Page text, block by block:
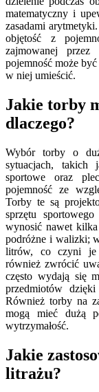
matematyczny i
zasadami
objętość z
zajmowanej
pojemność może
w niej umieścić.
Jakie torby
dlaczego?
Wybór torby o
sytuacjach, takich
sportowe oraz
pojemność ze
Torby te są
sprzętu
wynosić nawet
podróżne i walizki;
litrów, co czyni je
również zwrócić
często wydają się
przedmiotów
Również torby na
mogą mieć dużą
wytrzymałość.
Jakie
litrażu?